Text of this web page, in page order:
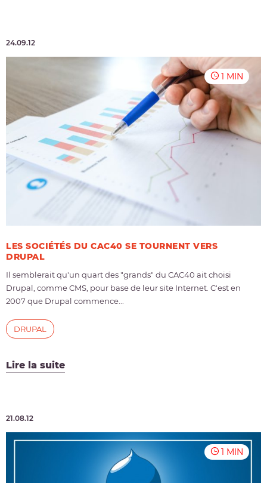
24.09.12
1 MIN
LES SOCIÉTÉS DU CAC40 SE TOURNENT VERS
DRUPAL
Il semblerait qu'un quart des "grands" du CAC40 ait choisi
Drupal, comme CMS, pour base de leur site Internet. C'est en
2007 que Drupal commence...
Lire la suite
DRUPAL
21.08.12
1 MIN